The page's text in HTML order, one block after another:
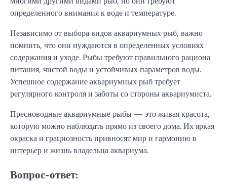
определенного внимания к воде и температуре.
Независимо от выбора видов аквариумных рыб, важно
помнить, что они нуждаются в определенных условиях
содержания и уходе. Рыбы требуют правильного рациона
питания, чистой воды и устойчивых параметров воды.
Успешное содержание аквариумных рыб требует
регулярного контроля и заботы со стороны аквариумиста.
Пресноводные аквариумные рыбы — это живая красота,
которую можно наблюдать прямо из своего дома. Их яркая
окраска и грациозность привносят мир и гармонию в
интерьер и жизнь владельца аквариума.
Вопрос-ответ: